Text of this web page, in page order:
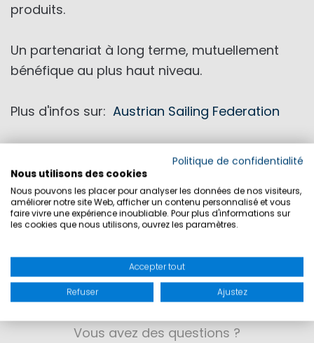
produits.
Un partenariat à long terme, mutuellement
bénéfique au plus haut niveau.
Plus d'infos sur: Austrian Sailing Federation
Vous avez des questions ?
Politique de confidentialité
Nous utilisons des cookies
Nous pouvons les placer pour analyser les données de nos visiteurs,
améliorer notre site Web, afficher un contenu personnalisé et vous
faire vivre une expérience inoubliable. Pour plus d'informations sur
les cookies que nous utilisons, ouvrez les paramètres.
Accepter tout
Refuser Ajustez